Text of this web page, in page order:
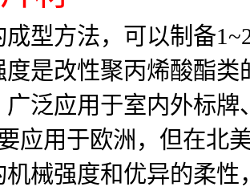
型方法，可以制备
度是改性聚丙烯酸酯
广泛应用于室内外标
应用于欧洲，但在北
机械强度和优异的柔